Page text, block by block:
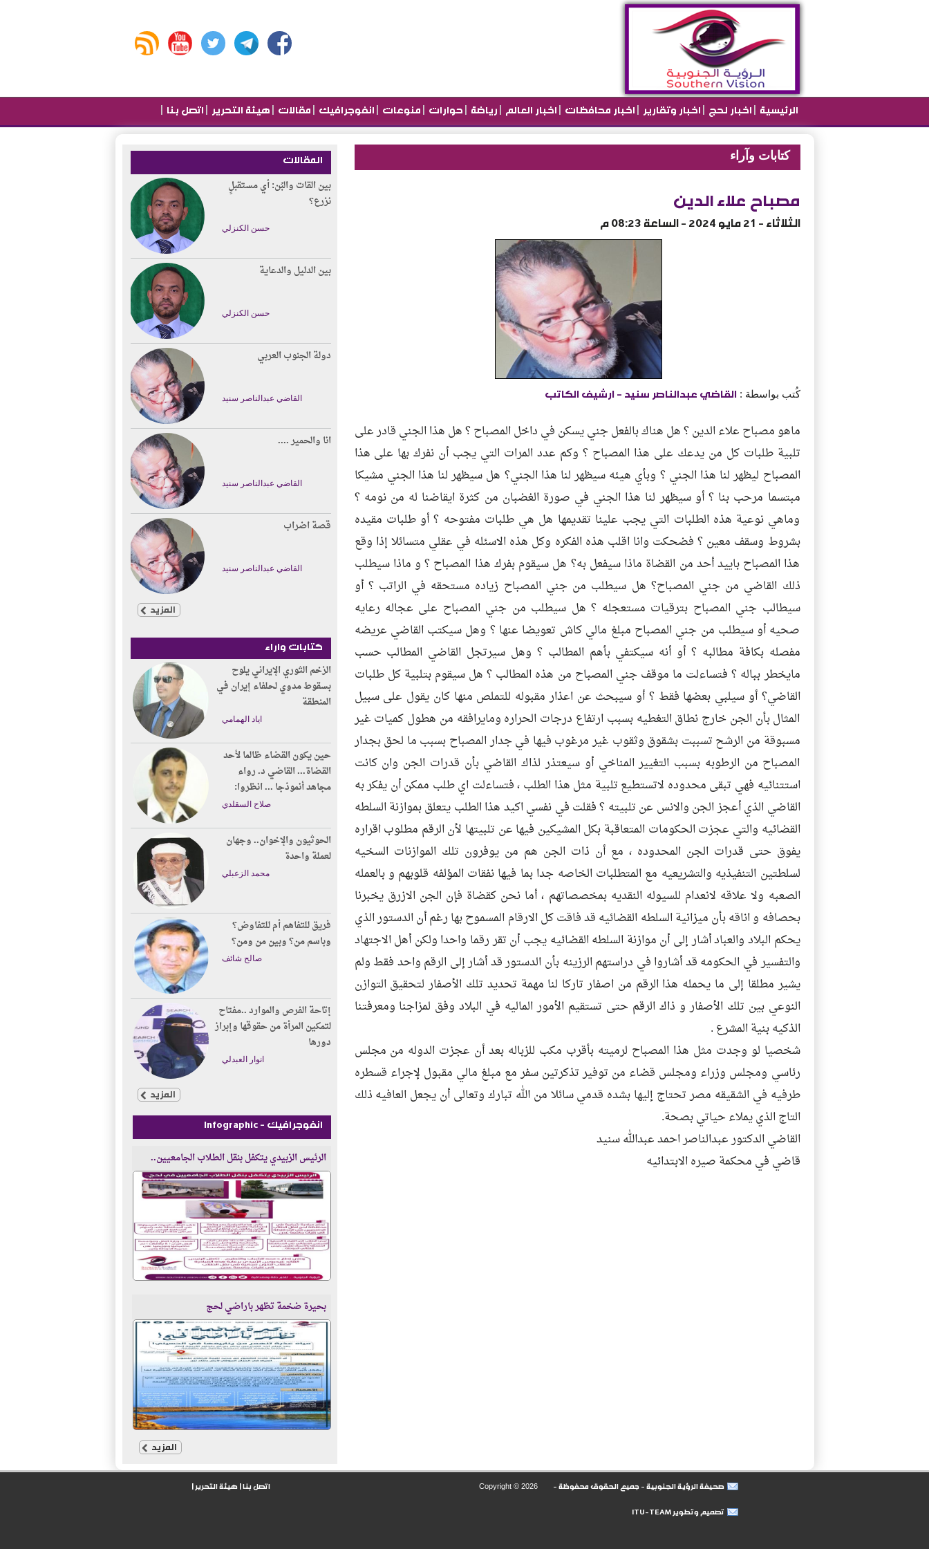
الرئيسية اخبار لحج اخبار وتقارير اخبار محافظات اخبار العالم رياضة حوارات منوعات انفوجرافيك مقالات هيئة التحرير اتصل بنا
المقالات
بين القات والبُن: أي مستقبلٍ
نزرع؟
حسن الكنزلي
بين الدليل والدعاية
حسن الكنزلي
دولة الجنوب العربي
القاضي عبدالناصر سنيد
انا والحمير ....
القاضي عبدالناصر سنيد
قصة اضراب
القاضي عبدالناصر سنيد
المزيد
كتابات واراء
الزخم الثوري الإيراني يلوح
بسقوط مدوي لحلفاء إيران في
المنطقة
اياد الهمامي
حين يكون القضاء ظالما لأحد
القضاة... القاضي د. رواء
مجاهد أنموذجا ... انظروا:
صلاح السقلدي
الحوثيون والإخوان.. وجهان
لعملة واحدة
محمد الزعبلي
فريق للتفاهم أم للتفاوض؟
وباسم من؟ وبين من ومن؟
صالح شائف
إتاحة الفرص والموارد ..مفتاح
لتمكين المرأة من حقوقها وإبراز
دورها
انوار العبدلي
المزيد
انفوجرافيك - Infographic
الرئيس الزبيدي يتكفل بنقل الطلاب الجامعيين..
بحيرة ضخمة تظهر باراضي لحج
المزيد
كتابات وآراء
مصباح علاء الدين
الثلاثاء - 21 مايو 2024 - الساعة 08:23 م
كُتب بواسطة : القاضي عبدالناصر سنيد - ارشيف الكاتب
ماهو مصباح علاء الدين ؟ هل هناك بالفعل جني يسكن في داخل المصباح ؟ هل هذا الجني قادر على
تلبية طلبات كل من يدعك على هذا المصباح ؟ وكم عدد المرات التي يجب أن نفرك بها على هذا
المصباح ليظهر لنا هذا الجني ؟ وبأي هيئه سيظهر لنا هذا الجني؟ هل سيظهر لنا هذا الجني مشيكا
مبتسما مرحب بنا ؟ أو سيظهر لنا هذا الجني في صورة الغضبان من كثرة ايقاضنا له من نومه ؟
وماهي نوعية هذه الطلبات التي يجب علينا تقديمها هل هي طلبات مفتوحه ؟ أو طلبات مقيده
بشروط وسقف معين ؟ فضحكت وانا اقلب هذه الفكره وكل هذه الاسئله في عقلي متسائلا إذا وقع
هذا المصباح باييد أحد من القضاة ماذا سيفعل به؟ هل سيقوم بفرك هذا المصباح ؟ و ماذا سيطلب
ذلك القاضي من جني المصباح؟ هل سيطلب من جني المصباح زياده مستحقه في الراتب ؟ أو
سيطالب جني المصباح بترقيات مستعجله ؟ هل سيطلب من جني المصباح على عجاله رعايه
صحيه أو سيطلب من جني المصباح مبلغ مالي كاش تعويضا عنها ؟ وهل سيكتب القاضي عريضه
مفصله بكافة مطالبه ؟ أو أنه سيكتفي بأهم المطالب ؟ وهل سيرتجل القاضي المطالب حسب
مايخطر بباله ؟ فتساءلت ما موقف جني المصباح من هذه المطالب ؟ هل سيقوم بتلبية كل طلبات
القاضي؟ أو سيلبي بعضها فقط ؟ أو سيبحث عن اعذار مقبوله للتملص منها كان يقول على سبيل
المثال بأن الجن خارج نطاق التغطيه بسبب ارتفاع درجات الحراره ومايرافقه من هطول كميات غير
مسبوقة من الرشح تسببت بشقوق وثقوب غير مرغوب فيها في جدار المصباح بسبب ما لحق بجدار
المصباح من الرطوبه بسبب التغيير المناخي أو سيعتذر لذاك القاضي بأن قدرات الجن وان كانت
استتنائيه فهي تبقى محدوده لاتستطيع تلبية مثل هذا الطلب ، فتساءلت اي طلب ممكن أن يفكر به
القاضي الذي أعجز الجن والانس عن تلبيته ؟ فقلت في نفسي اكيد هذا الطلب يتعلق بموازنة السلطه
القضائيه والتي عجزت الحكومات المتعاقبة بكل المشيكين فيها عن تلبيتها لأن الرقم مطلوب اقراره
يفوق حتى قدرات الجن المحدوده ، مع أن ذات الجن هم من يوفرون تلك الموازنات السخيه
لسلطتين التنفيذيه والتشريعيه مع المتطلبات الخاصه جدا بما فيها نفقات المؤلفه قلوبهم و بالعمله
الصعبه ولا علاقه لانعدام للسيوله النقديه بمخصصاتهم ، أما نحن كقضاة فإن الجن الازرق يخبرنا
بحصافه و اناقه بأن ميزانية السلطه القضائيه قد فاقت كل الارقام المسموح بها رغم أن الدستور الذي
يحكم البلاد والعباد أشار إلى أن موازنة السلطه القضائيه يجب أن تقر رقما واحدا ولكن أهل الاجتهاد
والتفسير في الحكومه قد أشاروا في دراستهم الرزينه بأن الدستور قد أشار إلى الرقم واحد فقط ولم
يشير مطلقا إلى ما يحمله هذا الرقم من اصفار تاركا لنا مهمة تحديد تلك الأصفار لتحقيق التوازن
النوعي بين تلك الأصفار و ذاك الرقم حتى تستقيم الأمور الماليه في البلاد وفق لمزاجنا ومعرفتنا
الذكيه بنية المشرع .
شخصيا لو وجدت مثل هذا المصباح لرميته بأقرب مكب للزباله بعد أن عجزت الدوله من مجلس
رئاسي ومجلس وزراء ومجلس قضاء من توفير تذكرتين سفر مع مبلغ مالي مقبول لإجراء قسطره
طرفيه في الشقيقه مصر تحتاج إليها بشده قدمي سائلا من الله تبارك وتعالى أن يجعل العافيه ذلك
التاج الذي يملاء حياتي بصحة.
القاضي الدكتور عبدالناصر احمد عبدالله سنيد
قاضي في محكمة صيره الابتدائيه
اتصل بنا هيئة التحرير صحيفة الرؤية الجنوبية - جميع الحقوق محفوظة - Copyright ©2026
تصميم وتطوير ITU-TEAM